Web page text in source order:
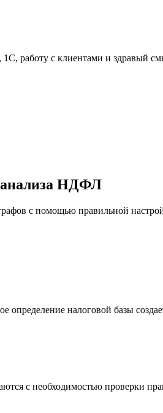
работу с клиентами и здравый
анализа НДФЛ
с помощью правильной
налоговой базы
с необходимостью проверки